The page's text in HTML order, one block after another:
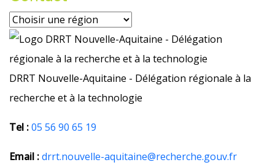
DRRT Nouvelle-Aquitaine - Délégation régionale à la
recherche et à la technologie
Tel :05 56 90 65 19
Email :drrt.nouvelle-aquitaine@recherche.gouv.fr